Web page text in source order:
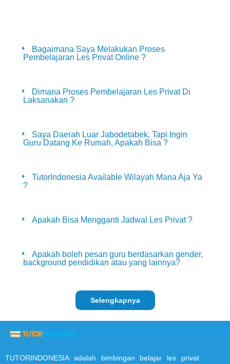
Bagaimana Saya Melakukan Proses
Pembelajaran Les Privat Online ?
Dimana Proses Pembelajaran Les Privat Di
Laksanakan ?
Saya Daerah Luar Jabodetabek, Tapi Ingin
Guru Datang Ke Rumah, Apakah Bisa ?
TutorIndonesia Available Wilayah Mana Aja Ya
?
Apakah Bisa Mengganti Jadwal Les Privat ?
Apakah boleh pesan guru berdasarkan gender,
background pendidikan atau yang lainnya?
Selengkapnya
TUTORINDONESIA adalah bimbingan belajar les privat